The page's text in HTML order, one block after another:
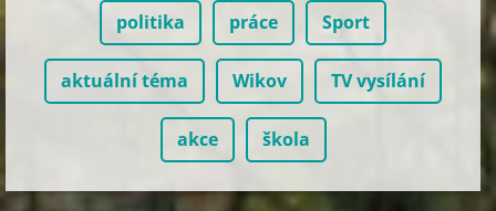
politika práce Sport
aktuální téma Wikov TV vysílání
akce škola